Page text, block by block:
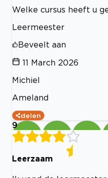
Welke cursus heeft u
Leermeester
Beveelt aan
11 March 2026
Michiel
Ameland
delen
9
Leerzaam